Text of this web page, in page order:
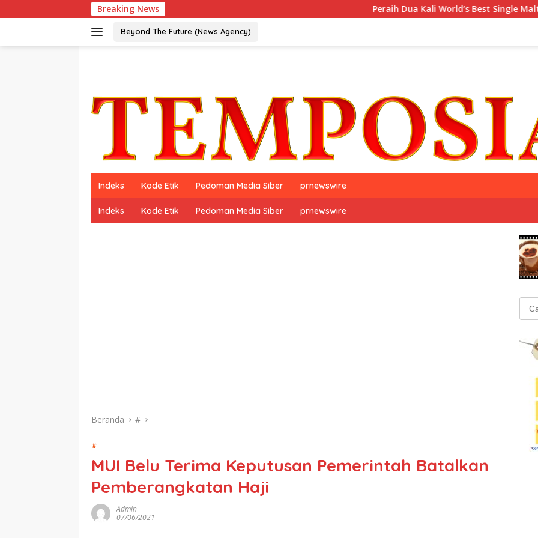
ke
Breaking News Peraih Dua Kali World’s Best Single Malt, The
Beyond The Future (News Agency)
Indeks Kode Etik Pedoman Media Siber prnewswire
Indeks Kode Etik Pedoman Media Siber prnewswire
Beranda #
#
MUI Belu Terima Keputusan Pemerintah Batalkan
Pemberangkatan Haji
Admin
07/06/2021